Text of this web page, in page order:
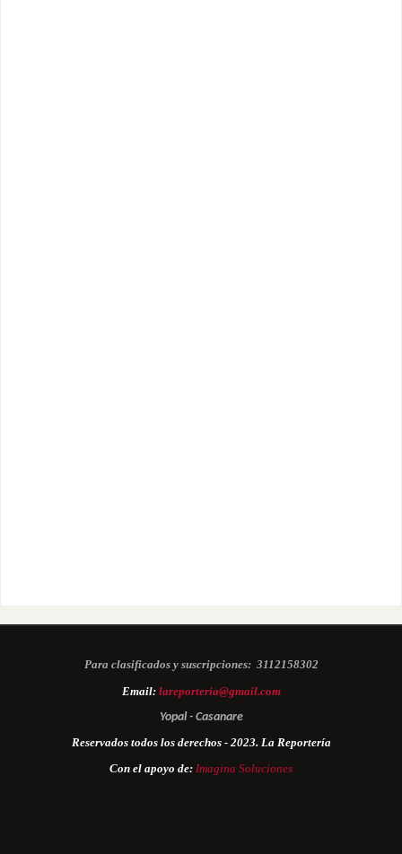
Para clasificados y suscripciones: 3112158302
Email: lareporteria@gmail.com
Yopal - Casanare
Reservados todos los derechos - 2023. La Reportería
Con el apoyo de: Imagina Soluciones